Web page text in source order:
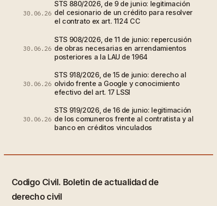
30.06.26
STS 880/2026, de 9 de junio: legitimación
del cesionario de un crédito para resolver
el contrato ex art. 1124 CC
30.06.26
STS 908/2026, de 11 de junio: repercusión
de obras necesarias en arrendamientos
posteriores a la LAU de 1964
30.06.26
STS 918/2026, de 15 de junio: derecho al
olvido frente a Google y conocimiento
efectivo del art. 17 LSSI
30.06.26
STS 919/2026, de 16 de junio: legitimación
de los comuneros frente al contratista y al
banco en créditos vinculados
Codigo Civil. Boletin de actualidad de
derecho civil